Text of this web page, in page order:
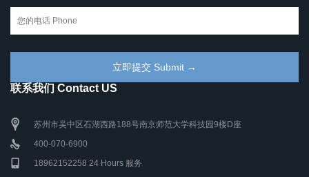
联系我们 Contact US
苏州市吴中区石湖西路188号南京师范大学科技园9楼D座
400-070-6900
18962152258 24 Hours 服务